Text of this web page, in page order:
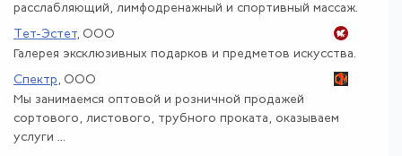
расслабляющий, лимфодренажный и спортивный массаж.
Тет-Эстет, ООО
Галерея эксклюзивных подарков и предметов искусства.
Спектр , ООО
Мы занимаемся оптовой и розничной продажей
сортового, листового, трубного проката, оказываем
услуги ...